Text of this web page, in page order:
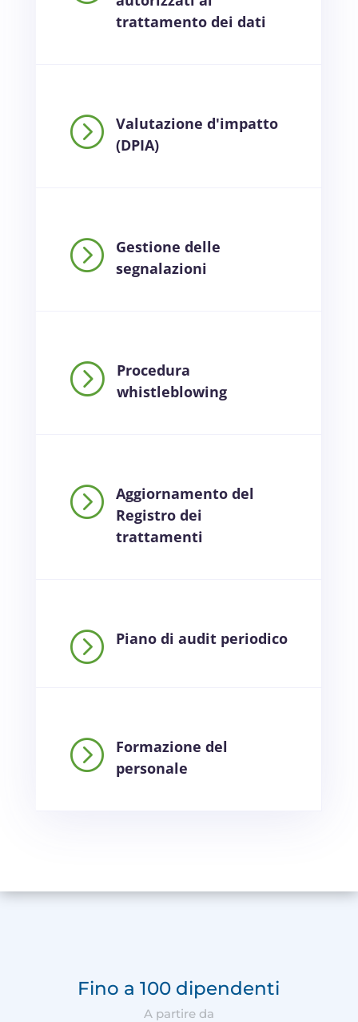
trattamento dei dati
=
Valutazione d'impatto
(DPIA)
=
Gestione delle
segnalazioni
=
Procedura
whistleblowing
=
Aggiornamento del
Registro dei
trattamenti
= Piano di audit periodico
=
Formazione del
personale
Fino a 100 dipendenti
A partire da